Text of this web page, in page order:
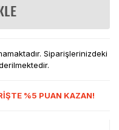
Siparişlerinizdeki
%5 PUAN KAZAN!